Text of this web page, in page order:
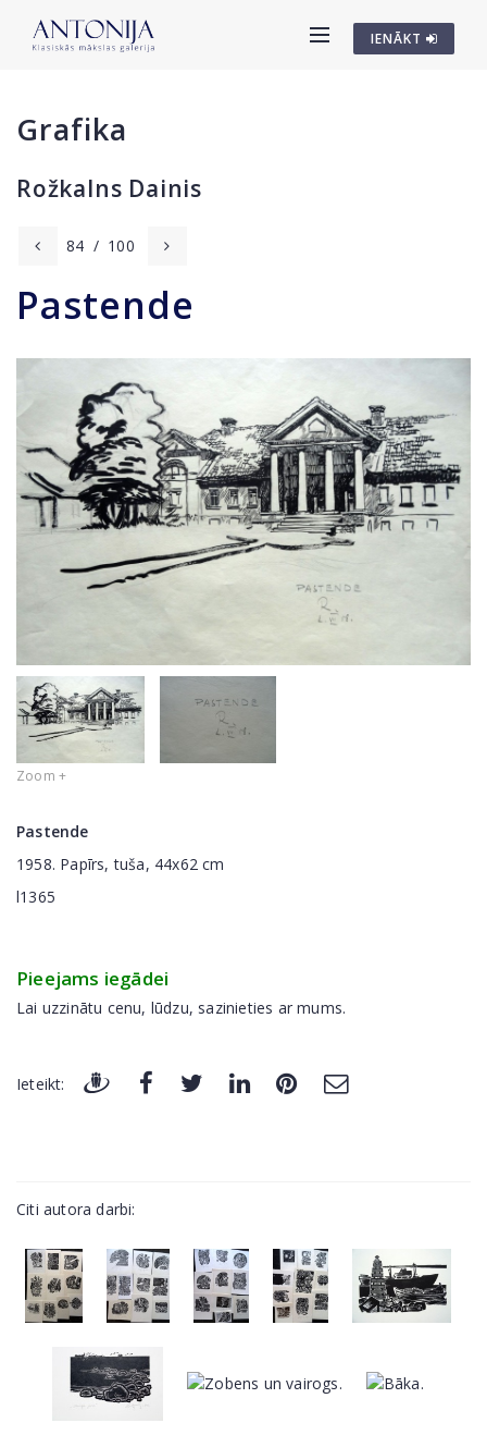
IENĀKT
Grafika
Rožkalns Dainis
84 / 100
Pastende
Zoom +
Pastende
1958. Papīrs, tuša, 44x62 cm
l1365
Pieejams iegādei
Lai uzzinātu cenu, lūdzu, sazinieties ar mums.
Ieteikt:
Citi autora darbi: